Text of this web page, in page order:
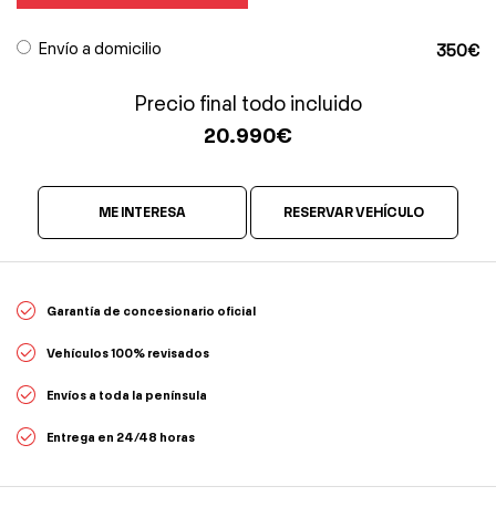
Envío a domicilio 350€
Precio final todo incluido
20.990€
ME INTERESA RESERVAR VEHÍCULO
Garantía de concesionario oficial
Vehículos 100% revisados
Envíos a toda la península
Entrega en 24/48 horas